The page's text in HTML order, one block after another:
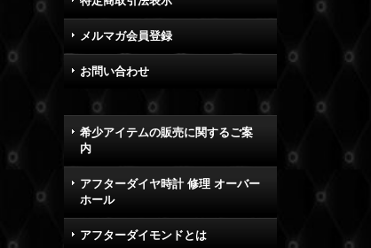
メルマガ会員登録
お問い合わせ
希少アイテムの販売に関するご案
内
アフターダイヤ時計 修理 オーバー
ホール
アフターダイモンドとは